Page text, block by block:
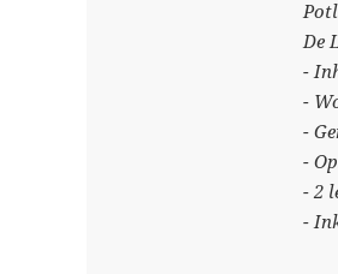
De
-
-
-
-
- 2
-